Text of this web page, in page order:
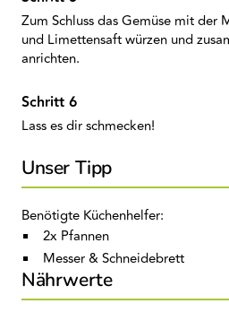
Zum Schluss das Gemüse mit der
und Limettensaft würzen und
anrichten.
Lass es dir schmecken!
Unser Tipp
Benötigte Küchenhelfer:
2x Pfannen
Messer & Schneidebrett
Nährwerte